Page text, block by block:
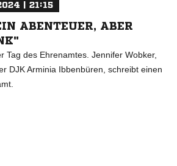
| 21:15
ABENTEUER, ABER
Tag des Ehrenamtes. Jennifer Wobker,
DJK Arminia Ibbenbüren, schreibt einen